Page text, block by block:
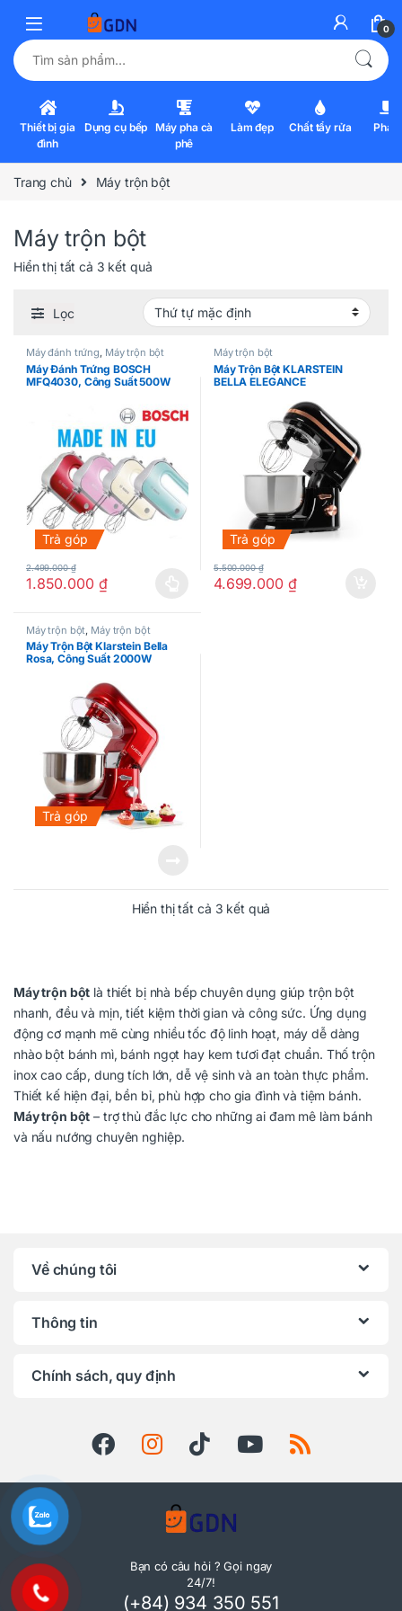
0
Tìm kiếm:
Thiết bị gia
đình
Dụng cụ bếp Máy pha cà
phê
Làm đẹp Chất tẩy rửa Pha
Trang chủ Máy trộn bột
Máy trộn bột
Hiển thị tất cả 3 kết quả
Lọc
Máy đánh trứng, Máy trộn bột
Máy Đánh Trứng BOSCH
MFQ4030, Công Suất 500W
Trả góp
1.850.000 ₫
2.499.000₫
Sản phẩm này có nhiều biến thể. Các tùy chọn có thể được
Máy trộn bột
Máy Trộn Bột KLARSTEIN
BELLA ELEGANCE
Trả góp
4.699.000 ₫
5.500.000₫
Máy trộn bột, Máy trộn bột
Máy Trộn Bột Klarstein Bella
Rosa, Công Suất 2000W
Trả góp
Hiển thị tất cả 3 kết quả
Máy trộn bột là thiết bị nhà bếp chuyên dụng giúp trộn bột
nhanh, đều và mịn, tiết kiệm thời gian và công sức. Ứng dụng
động cơ mạnh mẽ cùng nhiều tốc độ linh hoạt, máy dễ dàng
nhào bột bánh mì, bánh ngọt hay kem tươi đạt chuẩn. Thố trộn
inox cao cấp, dung tích lớn, dễ vệ sinh và an toàn thực phẩm.
Thiết kế hiện đại, bền bỉ, phù hợp cho gia đình và tiệm bánh.
Máy trộn bột – trợ thủ đắc lực cho những ai đam mê làm bánh
và nấu nướng chuyên nghiệp.
Về chúng tôi
Thông tin
Chính sách, quy định
Bạn có câu hỏi ? Gọi ngay
24/7!
(+84) 934 350 551